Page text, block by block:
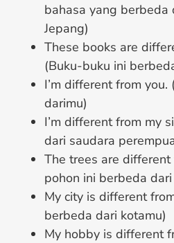
bahasa yang berbeda
Jepang)
These books are
(Buku-buku ini
I’m different from you.
darimu)
I’m different from my
dari saudara
The trees are
pohon ini berbeda
My city is different
berbeda dari kotamu)
My hobby is different